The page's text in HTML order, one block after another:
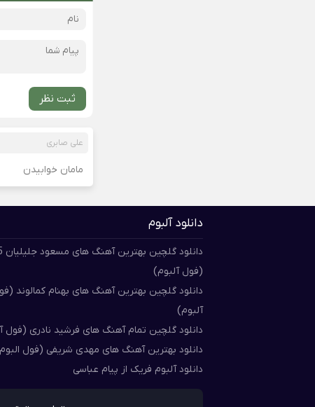
ثبت نظر
علی صابری
مامان خوابیدن
دانلود آلبوم
(فول آلبوم)
دانلود گلچین بهترین آهنگ های بهنام کمالوند
آلبوم)
دانلود گلچین تمام آهنگ های فرشید نادری (فول
دانلود بهترین آهنگ های مهدی شریفی (فول
دانلود آلبوم فریک از پیام عباسی